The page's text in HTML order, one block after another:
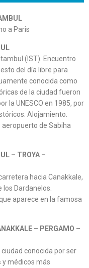
a Paris
(IST). Encuentro
del día libre para
conocida como
de la ciudad fueron
la UNESCO en 1985, por
Alojamiento.
aeropuerto de Sabiha
– TROYA –
hacia Canakkale,
los Dardanelos.
aparece en la famosa
– PERGAMO –
conocida por ser
y médicos más